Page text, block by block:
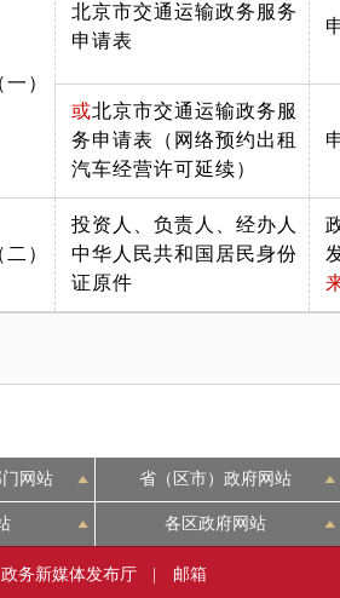
一）
北京市交通运输政务服务
申请表
或北京市交通运输政务服
务申请表（网络预约出租
汽车经营许可延续）
二）
投资人、负责人、经办人
中华人民共和国居民身份
证原件
网站 省（区市）政府网站
各区政府网站
政务新媒体发布厅 邮箱